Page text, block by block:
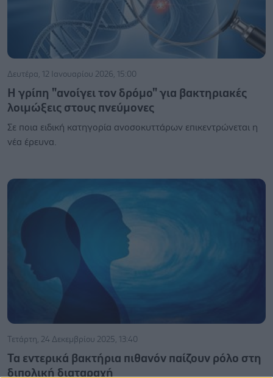
Δευτέρα, 12 Ιανουαρίου 2026, 15:00
Η γρίπη "ανοίγει τον δρόμο" για βακτηριακές
λοιμώξεις στους πνεύμονες
Σε ποια ειδική κατηγορία ανοσοκυττάρων επικεντρώνεται η
νέα έρευνα.
Τετάρτη, 24 Δεκεμβρίου 2025, 13:40
Τα εντερικά βακτήρια πιθανόν παίζουν ρόλο στη
διπολική διαταραχή